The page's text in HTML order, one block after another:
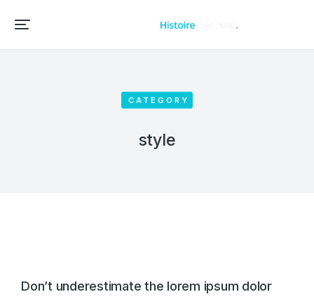
CATEGORY
style
Don’t underestimate the lorem ipsum dolor